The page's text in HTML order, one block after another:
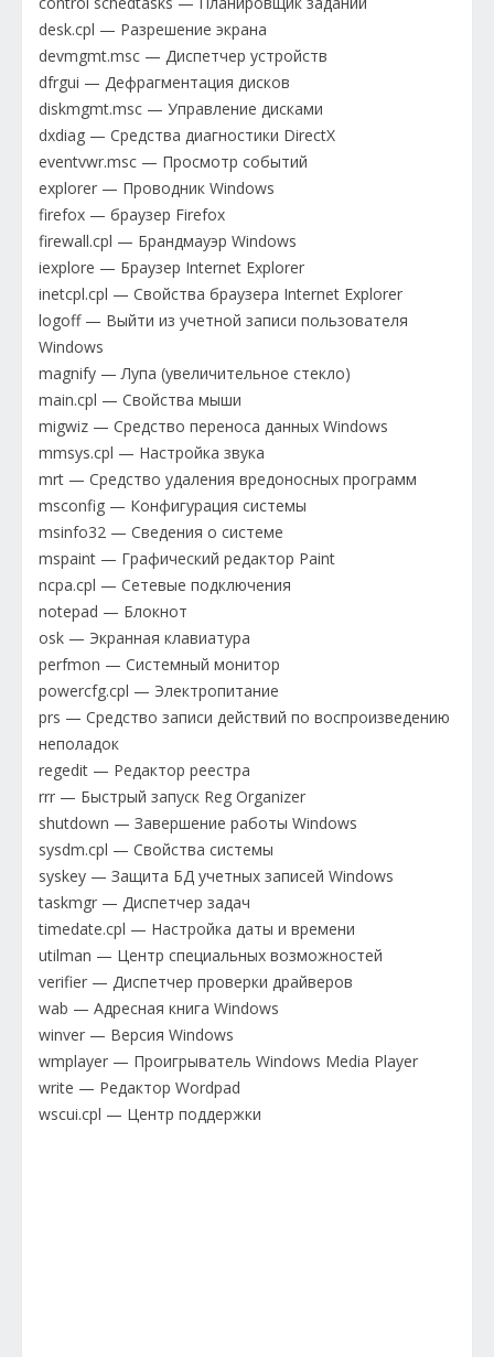
desk.cpl — Разрешение экрана
devmgmt.msc — Диспетчер устройств
dfrgui — Дефрагментация дисков
diskmgmt.msc — Управление дисками
dxdiag — Средства диагностики DirectX
eventvwr.msc — Просмотр событий
explorer — Проводник Windows
firefox — браузер Firefox
firewall.cpl — Брандмауэр Windows
iexplore — Браузер Internet Explorer
inetcpl.cpl — Свойства браузера Internet Explorer
logoff — Выйти из учетной записи пользователя
Windows
magnify — Лупа (увеличительное стекло)
main.cpl — Свойства мыши
migwiz — Средство переноса данных Windows
mmsys.cpl — Настройка звука
mrt — Средство удаления вредоносных программ
msconfig — Конфигурация системы
msinfo32 — Сведения о системе
mspaint — Графический редактор Paint
ncpa.cpl — Сетевые подключения
notepad — Блокнот
osk — Экранная клавиатура
perfmon — Системный монитор
powercfg.cpl — Электропитание
prs — Средство записи действий по воспроизведению
неполадок
regedit — Редактор реестра
rrr — Быстрый запуск Reg Organizer
shutdown — Завершение работы Windows
sysdm.cpl — Свойства системы
syskey — Защита БД учетных записей Windows
taskmgr — Диспетчер задач
timedate.cpl — Настройка даты и времени
utilman — Центр специальных возможностей
verifier — Диспетчер проверки драйверов
wab — Адресная книга Windows
winver — Версия Windows
wmplayer — Проигрыватель Windows Media Player
write — Редактор Wordpad
wscui.cpl — Центр поддержки